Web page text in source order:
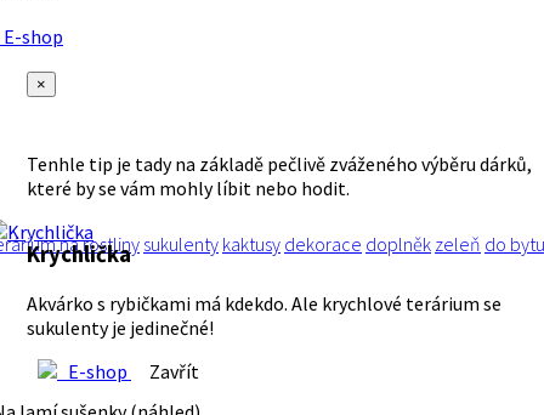
shop
×
Tenhle tip je tady na základě pečlivě zváženého výběru dárků,
které by se vám mohly líbit nebo hodit.
na rostliny sukulenty kaktusy dekorace doplněk zeleň do bytu
Krychlička
Akvárko s rybičkami má kdekdo. Ale krychlové terárium se
sukulenty je jedinečné!
E-shop
Zavřít